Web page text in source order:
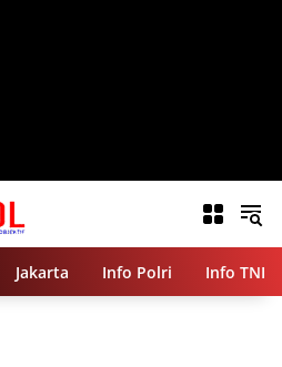
Jakarta Info Polri Info TNI